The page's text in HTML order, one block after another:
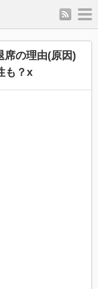
rss
席の理由(原因)
も？x